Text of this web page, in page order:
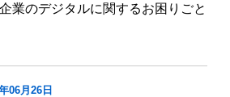
業のデジタルに関するお困りごと
06月26日